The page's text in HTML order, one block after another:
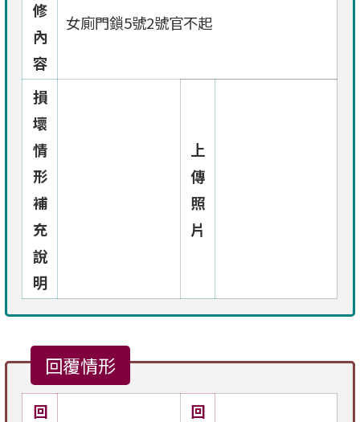
修
內
容
女廁門鎖5號2號官不起
損
壞
情
形
補
充
說
明
上
傳
照
片
回覆情形
回
回